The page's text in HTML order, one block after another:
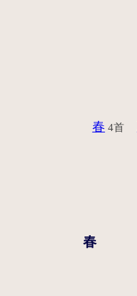
春 4首
春